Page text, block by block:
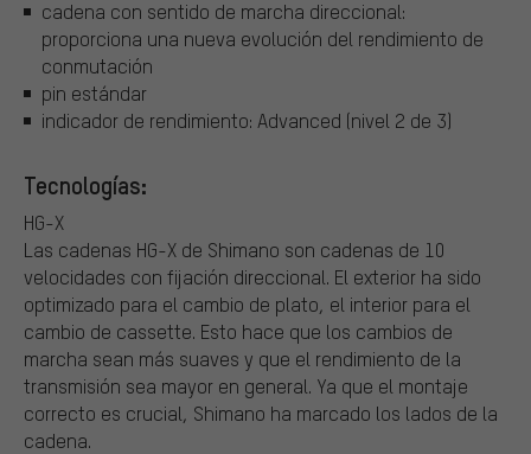
cadena con sentido de marcha direccional:
proporciona una nueva evolución del rendimiento de
conmutación
pin estándar
indicador de rendimiento: Advanced (nivel 2 de 3)
Tecnologías:
HG-X
Las cadenas HG-X de Shimano son cadenas de 10
velocidades con fijación direccional. El exterior ha sido
optimizado para el cambio de plato, el interior para el
cambio de cassette. Esto hace que los cambios de
marcha sean más suaves y que el rendimiento de la
transmisión sea mayor en general. Ya que el montaje
correcto es crucial, Shimano ha marcado los lados de la
cadena.